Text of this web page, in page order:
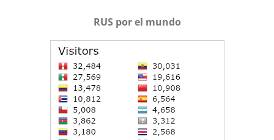
RUS por el mundo